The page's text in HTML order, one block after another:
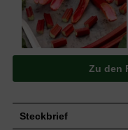
Zu den
Steckbrief